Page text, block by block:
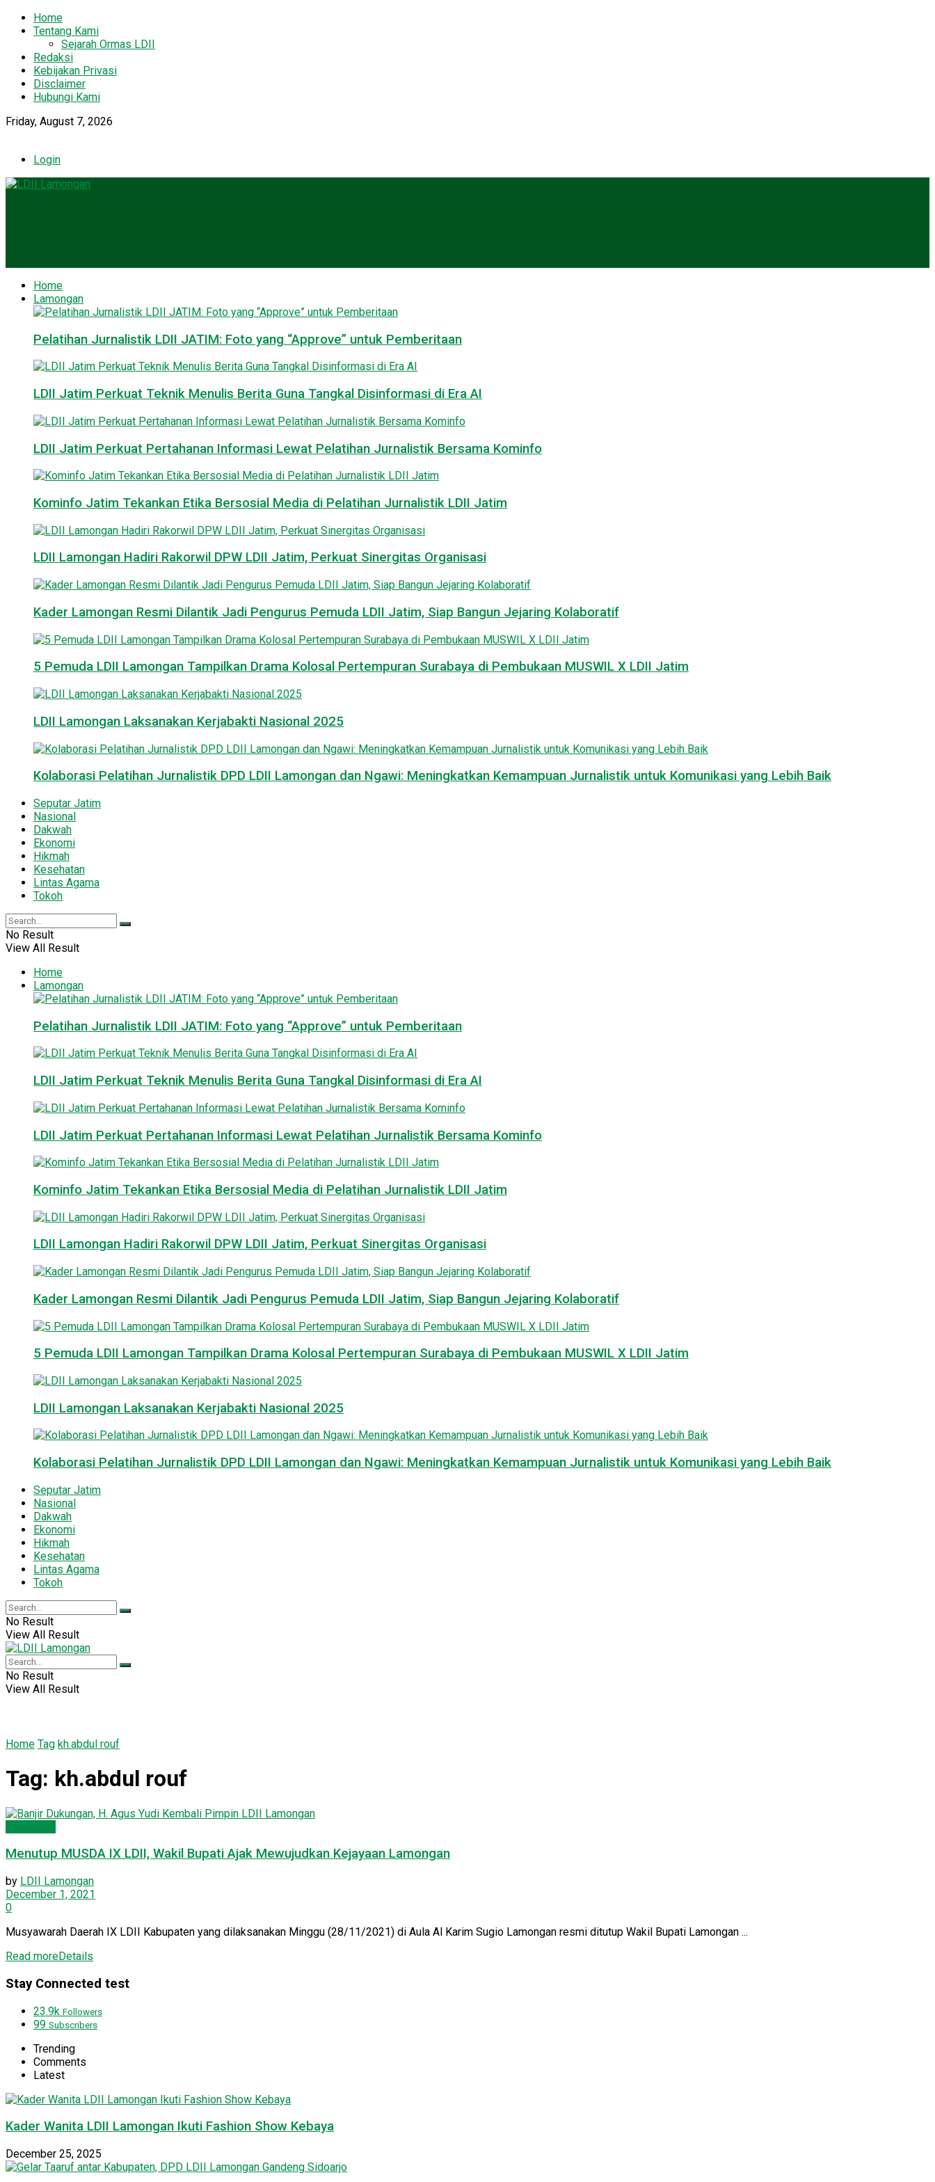
Home
Tentang Kami
Sejarah Ormas LDII
Redaksi
Kebijakan Privasi
Disclaimer
Hubungi Kami
Friday, August 7, 2026
Login
Home
Lamongan
Pelatihan Jurnalistik LDII JATIM: Foto yang “Approve” untuk Pemberitaan
LDII Jatim Perkuat Teknik Menulis Berita Guna Tangkal Disinformasi di Era AI
LDII Jatim Perkuat Pertahanan Informasi Lewat Pelatihan Jurnalistik Bersama Kominfo
Kominfo Jatim Tekankan Etika Bersosial Media di Pelatihan Jurnalistik LDII Jatim
LDII Lamongan Hadiri Rakorwil DPW LDII Jatim, Perkuat Sinergitas Organisasi
Kader Lamongan Resmi Dilantik Jadi Pengurus Pemuda LDII Jatim, Siap Bangun Jejaring Kolaboratif
5 Pemuda LDII Lamongan Tampilkan Drama Kolosal Pertempuran Surabaya di Pembukaan MUSWIL X LDII Jatim
LDII Lamongan Laksanakan Kerjabakti Nasional 2025
Kolaborasi Pelatihan Jurnalistik DPD LDII Lamongan dan Ngawi: Meningkatkan Kemampuan Jurnalistik untuk Komunikasi yang Lebih Baik
Seputar Jatim
Nasional
Dakwah
Ekonomi
Hikmah
Kesehatan
Lintas Agama
Tokoh
No Result
View All Result
Home
Lamongan
Pelatihan Jurnalistik LDII JATIM: Foto yang “Approve” untuk Pemberitaan
LDII Jatim Perkuat Teknik Menulis Berita Guna Tangkal Disinformasi di Era AI
LDII Jatim Perkuat Pertahanan Informasi Lewat Pelatihan Jurnalistik Bersama Kominfo
Kominfo Jatim Tekankan Etika Bersosial Media di Pelatihan Jurnalistik LDII Jatim
LDII Lamongan Hadiri Rakorwil DPW LDII Jatim, Perkuat Sinergitas Organisasi
Kader Lamongan Resmi Dilantik Jadi Pengurus Pemuda LDII Jatim, Siap Bangun Jejaring Kolaboratif
5 Pemuda LDII Lamongan Tampilkan Drama Kolosal Pertempuran Surabaya di Pembukaan MUSWIL X LDII Jatim
LDII Lamongan Laksanakan Kerjabakti Nasional 2025
Kolaborasi Pelatihan Jurnalistik DPD LDII Lamongan dan Ngawi: Meningkatkan Kemampuan Jurnalistik untuk Komunikasi yang Lebih Baik
Seputar Jatim
Nasional
Dakwah
Ekonomi
Hikmah
Kesehatan
Lintas Agama
Tokoh
No Result
View All Result
No Result
View All Result
Home Tag kh.abdul rouf
Tag: kh.abdul rouf
Menutup MUSDA IX LDII, Wakil Bupati Ajak Mewujudkan Kejayaan Lamongan
by LDII Lamongan
December 1, 2021
0
Musyawarah Daerah IX LDII Kabupaten yang dilaksanakan Minggu (28/11/2021) di Aula Al Karim Sugio Lamongan resmi ditutup Wakil Bupati Lamongan ...
Read moreDetails
Stay Connected test
23.9k Followers
99 Subscribers
Trending
Comments
Latest
Kader Wanita LDII Lamongan Ikuti Fashion Show Kebaya
December 25, 2025